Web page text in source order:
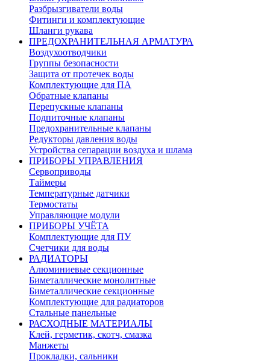
Разбрызгиватели воды
Фитинги и комплектующие
Шланги рукава
ПРЕДОХРАНИТЕЛЬНАЯ АРМАТУРА
Воздухоотводчики
Группы безопасности
Защита от протечек воды
Комплектующие для ПА
Обратные клапаны
Перепускные клапаны
Подпиточные клапаны
Предохранительные клапаны
Редукторы давления воды
Устройства сепарации воздуха и шлама
ПРИБОРЫ УПРАВЛЕНИЯ
Сервоприводы
Таймеры
Температурные датчики
Термостаты
Управляющие модули
ПРИБОРЫ УЧЁТА
Комплектующие для ПУ
Счетчики для воды
РАДИАТОРЫ
Алюминиевые секционные
Биметаллические монолитные
Биметаллические секционные
Комплектующие для радиаторов
Стальные панельные
РАСХОДНЫЕ МАТЕРИАЛЫ
Клей, герметик, скотч, смазка
Манжеты
Прокладки, сальники